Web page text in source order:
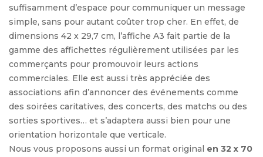
suffisamment d’espace pour communiquer un message
simple, sans pour autant coûter trop cher. En effet, de
dimensions 42 x 29,7 cm, l’affiche A3 fait partie de la
gamme des affichettes régulièrement utilisées par les
commerçants pour promouvoir leurs actions
commerciales. Elle est aussi très appréciée des
associations afin d’annoncer des événements comme
des soirées caritatives, des concerts, des matchs ou des
sorties sportives… et s’adaptera aussi bien pour une
orientation horizontale que verticale.
Nous vous proposons aussi un format original en 32 x 70